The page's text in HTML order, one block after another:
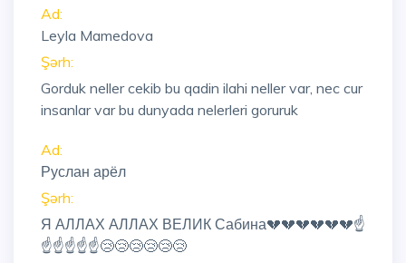
Ad:
Leyla Mamedova
Şərh:
Gorduk neller cekib bu qadin ilahi neller var, nec cur
insanlar var bu dunyada nelerleri goruruk
Ad:
Руслан арёл
Şərh:
Я АЛЛАХ АЛЛАХ ВЕЛИК Сабина💔💔💔💔💔💔☝
☝☝☝☝☝😢😢😢😢😢😢